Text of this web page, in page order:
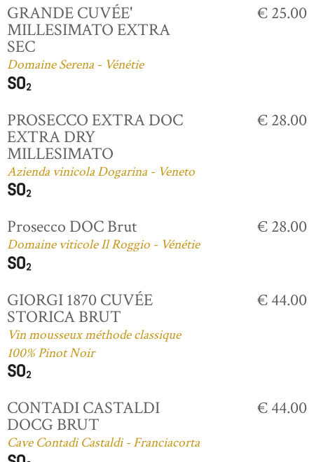
GRANDE CUVÉE'
MILLESIMATO EXTRA
SEC
Domaine Serena - Vénétie
€ 25.00
PROSECCO EXTRA DOC
EXTRA DRY
MILLESIMATO
Azienda vinicola Dogarina - Veneto
€ 28.00
Prosecco DOC Brut
Domaine viticole Il Roggio - Vénétie
€ 28.00
GIORGI 1870 CUVÉE
STORICA BRUT
Vin mousseux méthode classique
100% Pinot Noir
€ 44.00
CONTADI CASTALDI
DOCG BRUT
Cave Contadi Castaldi - Franciacorta
€ 44.00